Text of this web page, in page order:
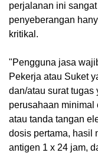
perjalanan ini
penyeberangan
kritikal.
"Pengguna jasa
Pekerja atau Suket
dan/atau surat
perusahaan minimal
atau tanda tangan
dosis pertama, hasil
antigen 1 x 24 jam,